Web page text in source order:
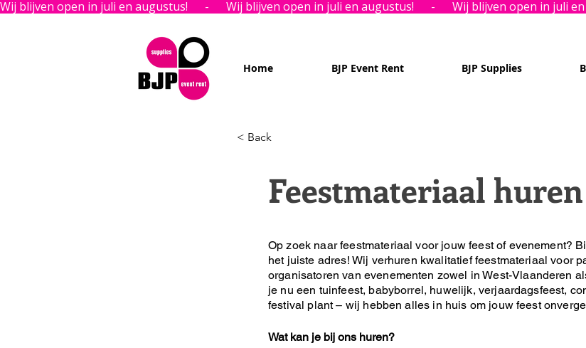
Wij blijven open in juli en augustus!      -
Home BJP Event Rent BJP Supplies
< Back
Feestmateriaal
Op zoek naar feestmateriaal voor jouw feest of evenement?
het juiste adres! Wij verhuren kwalitatief feestmateriaal voor
organisatoren van evenementen zowel in West-Vlaanderen
je nu een tuinfeest, babyborrel, huwelijk, verjaardagsfeest,
festival plant – wij hebben alles in huis om jouw feest
Wat kan je bij ons huren?